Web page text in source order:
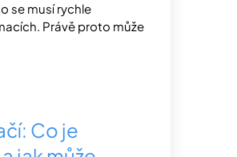
se musí rychle
Právě proto může
Co je